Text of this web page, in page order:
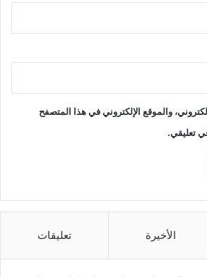
والموقع الإلكتروني في هذا المتصفح
تعليقي.
الأخيرة تعليقات